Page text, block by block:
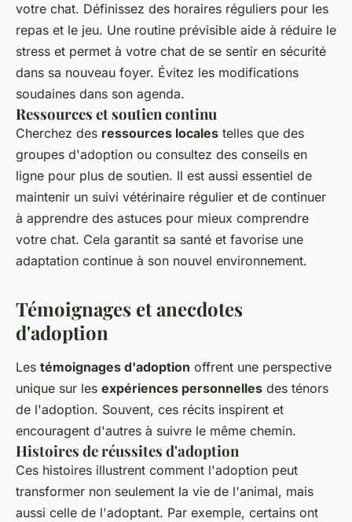
votre chat. Définissez des horaires réguliers pour les
repas et le jeu. Une routine prévisible aide à réduire le
stress et permet à votre chat de se sentir en sécurité
dans sa nouveau foyer. Évitez les modifications
soudaines dans son agenda.
Ressources et soutien continu
Cherchez des ressources locales telles que des
groupes d'adoption ou consultez des conseils en
ligne pour plus de soutien. Il est aussi essentiel de
maintenir un suivi vétérinaire régulier et de continuer
à apprendre des astuces pour mieux comprendre
votre chat. Cela garantit sa santé et favorise une
adaptation continue à son nouvel environnement.
Témoignages et anecdotes
d'adoption
Les témoignages d'adoption offrent une perspective
unique sur les expériences personnelles des ténors
de l'adoption. Souvent, ces récits inspirent et
encouragent d'autres à suivre le même chemin.
Histoires de réussites d'adoption
Ces histoires illustrent comment l'adoption peut
transformer non seulement la vie de l'animal, mais
aussi celle de l'adoptant. Par exemple, certains ont